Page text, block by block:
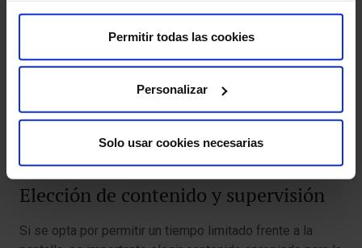
Permitir todas las cookies
Personalizar
Solo usar cookies necesarias
cabeza y problemas posturales son síntomas físicos
que también pueden aparecer con el uso excesivo de
pantallas.
Para abordar estas señales, es clave que los padres
establezcan límites claros respecto al tiempo de uso de
y promoviendo el juego activo.
Elección de contenido y supervisión
Si se opta por permitir un tiempo limitado frente a la